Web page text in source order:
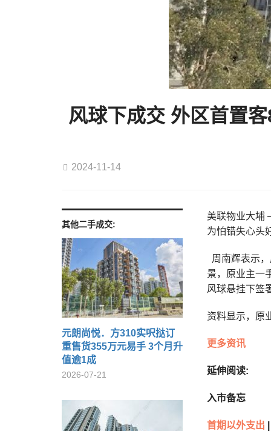
风球下成交 外区首置
2024-11-14
其他二手成交:
元朗尚悦．方310实呎挞订
重售货355万元易手 3个月升
值逾1成
2026-07-21
美联物业大埔
为怕错失心头
周南辉表示
景，原业主一
风球悬挂下签
资料显示，原
更多资讯
延伸阅读:
入市备忘
首期以外支出